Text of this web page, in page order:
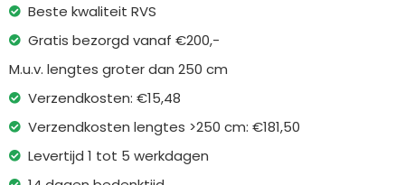
Beste kwaliteit RVS
Gratis bezorgd vanaf €200,-
M.u.v. lengtes groter dan 250 cm
Verzendkosten: €15,48
Verzendkosten lengtes >250 cm: €181,50
Levertijd 1 tot 5 werkdagen